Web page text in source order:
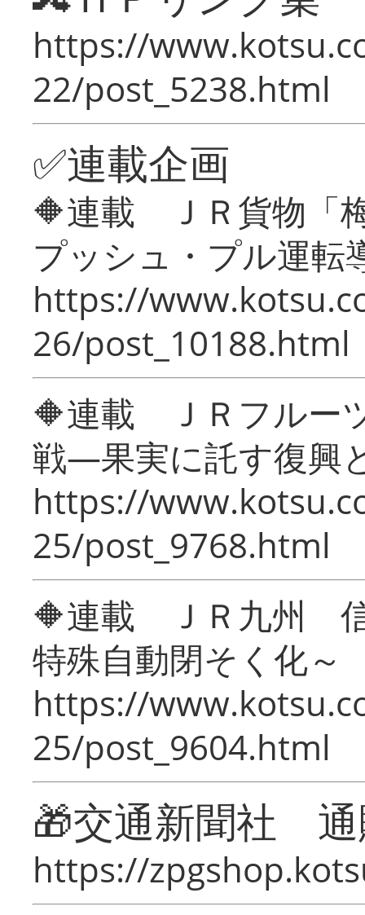
https://
22/post_5238.html
✅連載企画
🔶連載 ＪＲ貨物「
プッシュ・プル運転
https://
26/post_10188.html
🔶連載 ＪＲフルー
戦―果実に託す復興
https://
25/post_9768.html
🔶連載 ＪＲ九州 信
特殊自動閉そく化～
https://
25/post_9604.html
🎁交通新聞社
https://